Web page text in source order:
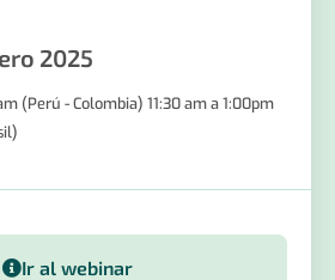
2025
(Perú - Colombia) 11:30 am a 1:00pm
Ir al webinar